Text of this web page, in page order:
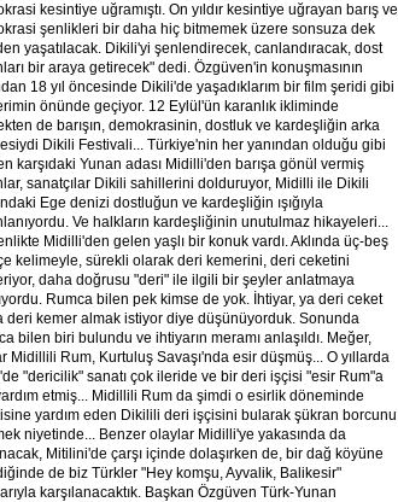
kesintiye uğramıştı. On yıldır kesintiye uğrayan barış ve
şenlikleri bir daha hiç bitmemek üzere sonsuza dek
yaşatılacak. Dikili'yi şenlendirecek, canlandıracak, dost
bir araya getirecek" dedi. Özgüven'in konuşmasının
18 yıl öncesinde Dikili'de yaşadıklarım bir film şeridi gibi
önünde geçiyor. 12 Eylül'ün karanlık ikliminde
de barışın, demokrasinin, dostluk ve kardeşliğin arka
Dikili Festivali... Türkiye'nin her yanından olduğu gibi
karşıdaki Yunan adası Midilli'den barışa gönül vermiş
sanatçılar Dikili sahillerini dolduruyor, Midilli ile Dikili
Ege denizi dostluğun ve kardeşliğin ışığıyla
Ve halkların kardeşliğinin unutulmaz hikayeleri...
Midilli'den gelen yaşlı bir konuk vardı. Aklında üç-beş
kelimeyle, sürekli olarak deri kemerini, deri ceketini
daha doğrusu "deri" ile ilgili bir şeyler anlatmaya
Rumca bilen pek kimse de yok. İhtiyar, ya deri ceket
deri kemer almak istiyor diye düşünüyorduk. Sonunda
bilen biri bulundu ve ihtiyarın meramı anlaşıldı. Meğer,
Midillili Rum, Kurtuluş Savaşı'nda esir düşmüş... O yıllarda
"dericilik" sanatı çok ileride ve bir deri işçisi "esir Rum"a
etmiş... Midillili Rum da şimdi o esirlik döneminde
yardım eden Dikilili deri işçisini bularak şükran borcunu
niyetinde... Benzer olaylar Midilli'ye yakasında da
Mitilini'de çarşı içinde dolaşırken de, bir dağ köyüne
de biz Türkler "Hey komşu, Ayvalik, Balikesir"
karşılanacaktık. Başkan Özgüven Türk-Yunan